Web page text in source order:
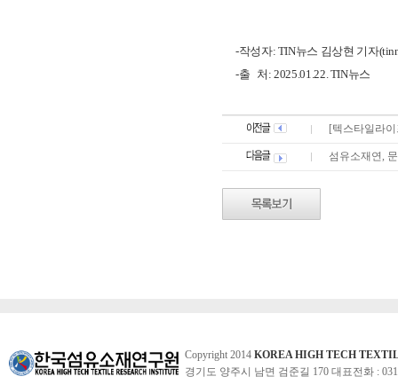
-작성자: TIN뉴스 김상현 기자
-출 처: 2025.01.22. TIN뉴스
[텍스타일라
섬유소재연,
Copyright 2014 KOREA HIGH TECH
경기도 양주시 남면 검준길 170 대표전화 :